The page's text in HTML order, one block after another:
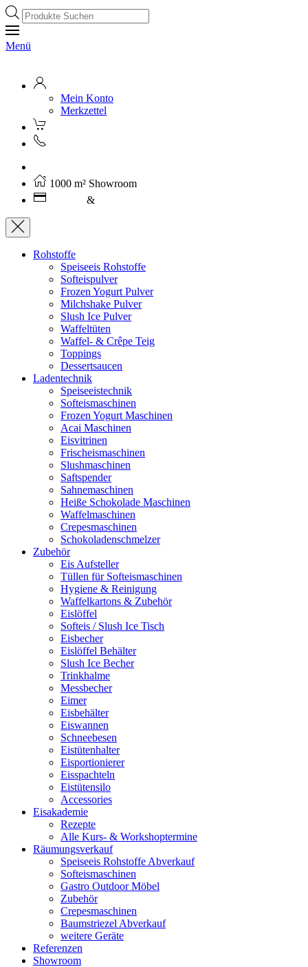
Products
search
Menü
Mein Konto
Merkzettel
1000 m² Showroom
&
Rohstoffe
Speiseeis Rohstoffe
Softeispulver
Frozen Yogurt Pulver
Milchshake Pulver
Slush Ice Pulver
Waffeltüten
Waffel- & Crêpe Teig
Toppings
Dessertsaucen
Ladentechnik
Speiseeistechnik
Softeismaschinen
Frozen Yogurt Maschinen
Acai Maschinen
Eisvitrinen
Frischeismaschinen
Slushmaschinen
Saftspender
Sahnemaschinen
Heiße Schokolade Maschinen
Waffelmaschinen
Crepesmaschinen
Schokoladenschmelzer
Zubehör
Eis Aufsteller
Tüllen für Softeismaschinen
Hygiene & Reinigung
Waffelkartons & Zubehör
Eislöffel
Softeis / Slush Ice Tisch
Eisbecher
Eislöffel Behälter
Slush Ice Becher
Trinkhalme
Messbecher
Eimer
Eisbehälter
Eiswannen
Schneebesen
Eistütenhalter
Eisportionierer
Eisspachteln
Eistütensilo
Accessories
Eisakademie
Rezepte
Alle Kurs- & Workshoptermine
Räumungsverkauf
Speiseeis Rohstoffe Abverkauf
Softeismaschinen
Gastro Outdoor Möbel
Zubehör
Crepesmaschinen
Baumstriezel Abverkauf
weitere Geräte
Referenzen
Showroom